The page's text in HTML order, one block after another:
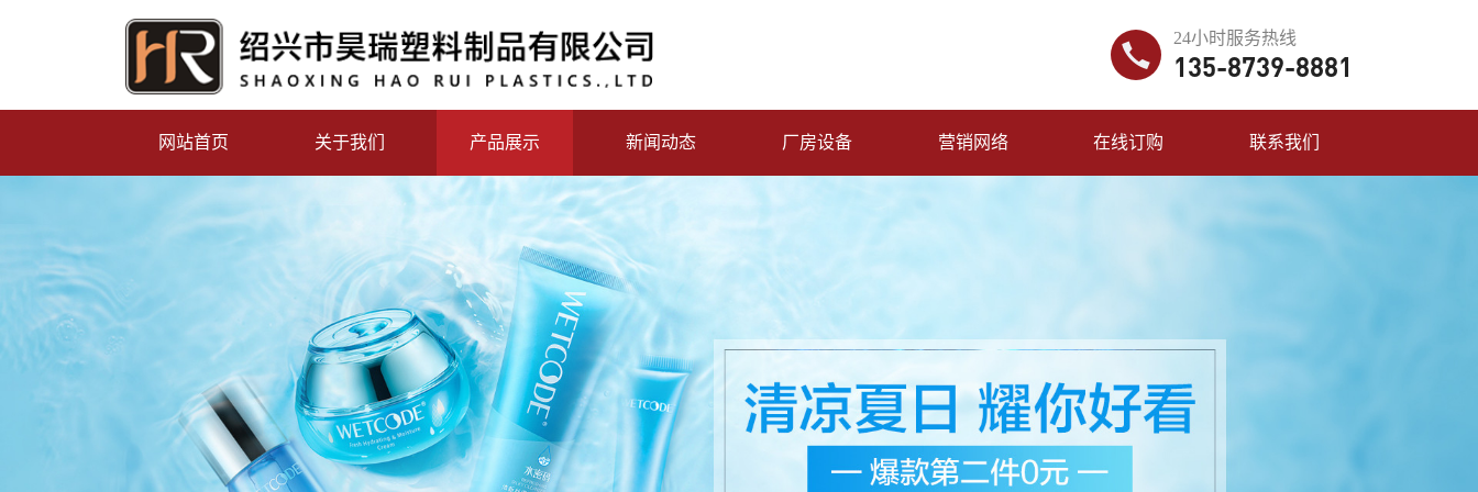
24小时服务热线
135-8739-8881
网站首页 关于我们 产品展示 新闻动态 厂房设备 营销网络 在线订购 联系我们